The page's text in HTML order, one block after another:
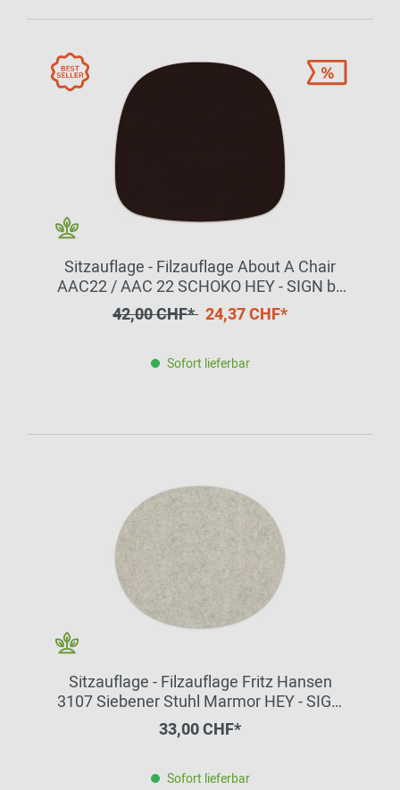
Sitzauflage - Filzauflage About A Chair
AAC22 / AAC 22 SCHOKO HEY - SIGN by
BWF Group EINZELSTÜCK
42,00 CHF* 24,37 CHF*
Sofort lieferbar
Sitzauflage - Filzauflage Fritz Hansen
3107 Siebener Stuhl Marmor HEY - SIGN
by BWF Group
33,00 CHF*
Sofort lieferbar